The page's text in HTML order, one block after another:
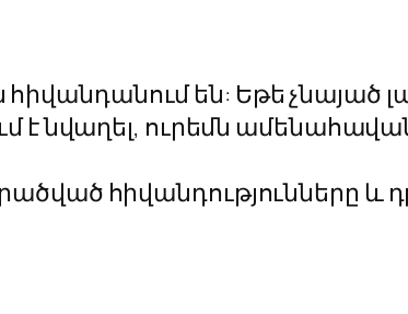
հիվանդանում են: Եթե չնայած
է նվաղել, ուրեմն
հիվանդությունները և